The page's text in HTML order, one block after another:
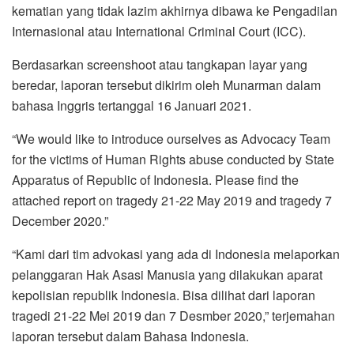
kematian yang tidak lazim akhirnya dibawa ke Pengadilan
Internasional atau International Criminal Court (ICC).
Berdasarkan screenshoot atau tangkapan layar yang
beredar, laporan tersebut dikirim oleh Munarman dalam
bahasa Inggris tertanggal 16 Januari 2021.
“We would like to introduce ourselves as Advocacy Team
for the victims of Human Rights abuse conducted by State
Apparatus of Republic of Indonesia. Please find the
attached report on tragedy 21-22 May 2019 and tragedy 7
December 2020.”
“Kami dari tim advokasi yang ada di Indonesia melaporkan
pelanggaran Hak Asasi Manusia yang dilakukan aparat
kepolisian republik Indonesia. Bisa dilihat dari laporan
tragedi 21-22 Mei 2019 dan 7 Desmber 2020,” terjemahan
laporan tersebut dalam Bahasa Indonesia.